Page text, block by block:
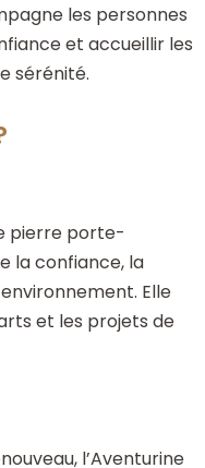
les personnes
et accueillir les
sérénité.
pierre porte-
la confiance, la
Elle
et les projets de
l’Aventurine